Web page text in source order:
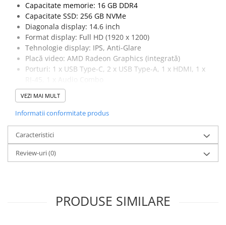
Capacitate memorie: 16 GB DDR4
Capacitate SSD: 256 GB NVMe
Diagonala display: 14.6 inch
Format display: Full HD (1920 x 1200)
Tehnologie display: IPS, Anti-Glare
Placă video: AMD Radeon Graphics (integrată)
Porturi: 1 x USB Type-C, 2 x USB Type-A, 1 x HDMI, 1 x
Conectivitate: 802.11 a/b/g/n/ac, Bluetooth 5.1
Camera web: HD 720p
Tastatură: US-International
Greutate: ~1.7 kg
Windows 11 Pro
VEZI MAI MULT
Informatii conformitate produs
Caracteristici
Review-uri(0)
PRODUSE SIMILARE